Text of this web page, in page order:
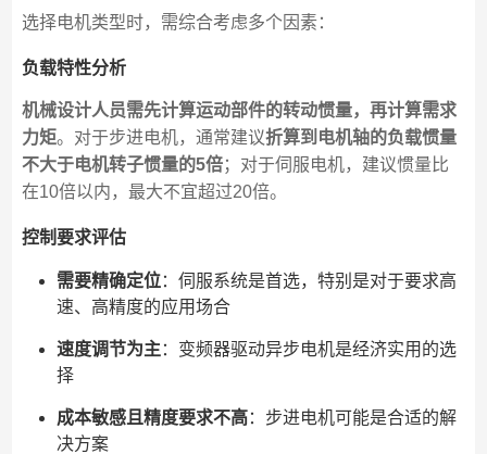
选择电机类型时，需综合考虑多个因素：
负载特性分析
机械设计人员需先计算运动部件的转动惯量，再计算需求
力矩。对于步进电机，通常建议折算到电机轴的负载惯量
不大于电机转子惯量的5倍；对于伺服电机，建议惯量比
在10倍以内，最大不宜超过20倍。
控制要求评估
需要精确定位：伺服系统是首选，特别是对于要求高
速、高精度的应用场合
速度调节为主 ：变频器驱动异步电机是经济实用的选
择
成本敏感且精度要求不高：步进电机可能是合适的解
决方案